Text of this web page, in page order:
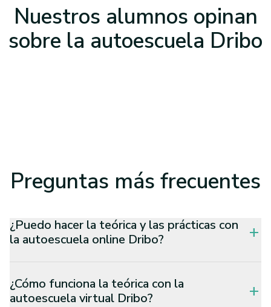
Nuestros alumnos opinan
sobre la autoescuela Dribo
Preguntas más frecuentes
¿Puedo hacer la teórica y las prácticas con
la autoescuela online Dribo?
add
¿Cómo funciona la teórica con la
autoescuela virtual Dribo?
add